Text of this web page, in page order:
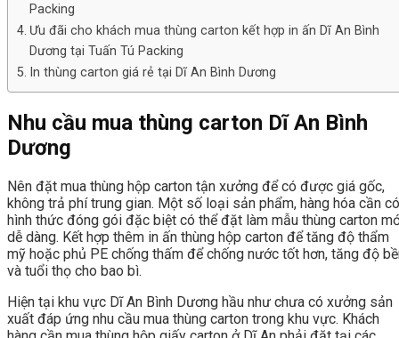
Packing
Ưu đãi cho khách mua thùng carton kết hợp in ấn Dĩ An Bình
Dương tại Tuấn Tú Packing
In thùng carton giá rẻ tại Dĩ An Bình Dương
Nhu cầu mua thùng carton Dĩ An Bình
Dương
Nên đặt mua thùng hộp carton tận xưởng để có được giá gốc,
không trả phí trung gian. Một số loại sản phẩm, hàng hóa cần có
hình thức đóng gói đặc biệt có thể đặt làm mẫu thùng carton
dễ dàng. Kết hợp thêm in ấn thùng hộp carton để tăng độ thẩm
mỹ hoặc phủ PE chống thấm để chống nước tốt hơn, tăng độ
và tuổi thọ cho bao bì.
Hiện tại khu vực Dĩ An Bình Dương hầu như chưa có xưởng sản
xuất đáp ứng nhu cầu mua thùng carton trong khu vực. Khách